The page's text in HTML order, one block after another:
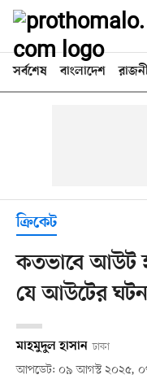
সর্বশেষ বাংলাদেশ
ক্রিকেট
কতভাবে আউট
যে আউটের
মাহমুদুল হাসান ঢাকা
আপডেট: ০৯ আগস্ট ২০২৫,